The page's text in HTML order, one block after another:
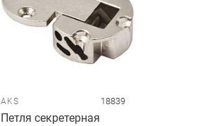
AKS 18839
Петля секретерная